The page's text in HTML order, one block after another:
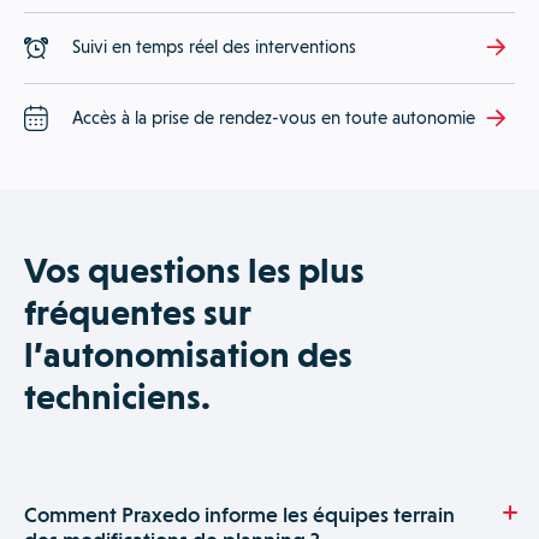
Suivi en temps réel des interventions
Accès à la prise de rendez-vous en toute autonomie
Vos questions les plus
fréquentes sur
l’autonomisation des
techniciens.
Comment Praxedo informe les équipes terrain